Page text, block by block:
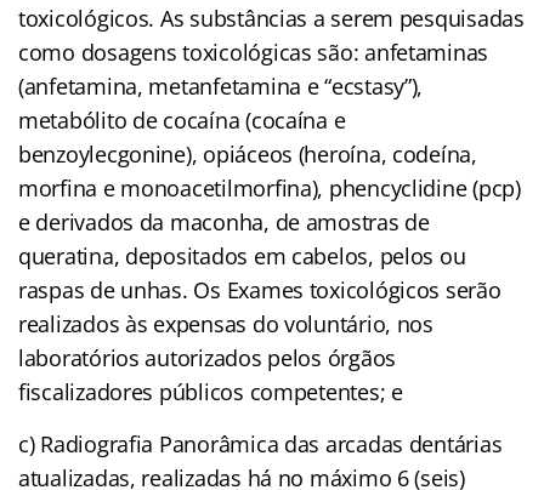
toxicológicos. As substâncias a serem pesquisadas
como dosagens toxicológicas são: anfetaminas
(anfetamina, metanfetamina e “ecstasy”),
metabólito de cocaína (cocaína e
benzoylecgonine), opiáceos (heroína, codeína,
morfina e monoacetilmorfina), phencyclidine (pcp)
e derivados da maconha, de amostras de
queratina, depositados em cabelos, pelos ou
raspas de unhas. Os Exames toxicológicos serão
realizados às expensas do voluntário, nos
laboratórios autorizados pelos órgãos
fiscalizadores públicos competentes; e
c) Radiografia Panorâmica das arcadas dentárias
atualizadas, realizadas há no máximo 6 (seis)